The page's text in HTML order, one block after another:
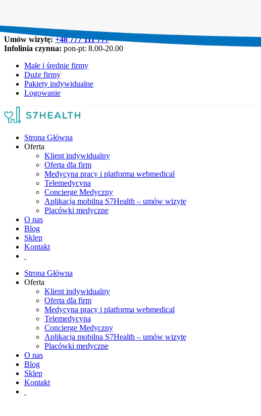
Umów wizytę:+48 777 111 777
Infolinia czynna: pon-pt: 8.00-20.00
Małe i średnie firmy
Duże firmy
Pakiety indywidualne
Logowanie
Strona Główna
Oferta
Klient indywidualny
Oferta dla firm
Medycyna pracy i platforma webmedical
Telemedycyna
Concierge Medyczny
Aplikacja mobilna S7Health – umów wizytę
Placówki medyczne
O nas
Blog
Sklep
Kontakt
Strona Główna
Oferta
Klient indywidualny
Oferta dla firm
Medycyna pracy i platforma webmedical
Telemedycyna
Concierge Medyczny
Aplikacja mobilna S7Health – umów wizytę
Placówki medyczne
O nas
Blog
Sklep
Kontakt